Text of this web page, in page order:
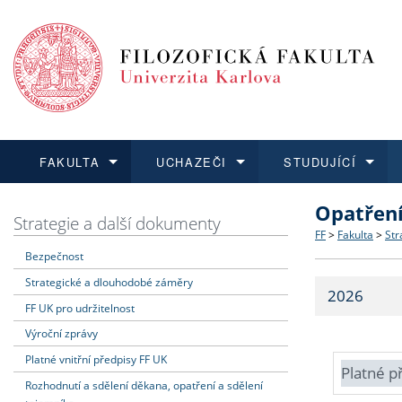
FAKULTA
Dozvědět se více
Struktura
Strategie
Fakultní
UCHAZEČI
Podat přihlášku
Co
Učitelské
STUDUJÍCÍ
Dozvědět se více
Dozvědět se více
O vědě a
Dozvědět se více
Aktuální
Strategie a další dokumenty
Bezpečnost
Strategické a dlouhodobé záměry
FF UK pro udržitelnost
Výroční zprávy
Platné vnitřní předpisy FF UK
Rozhodnutí a sdělení děkana, opatření a sdělení
FF > Fakulta >
2026
Platné